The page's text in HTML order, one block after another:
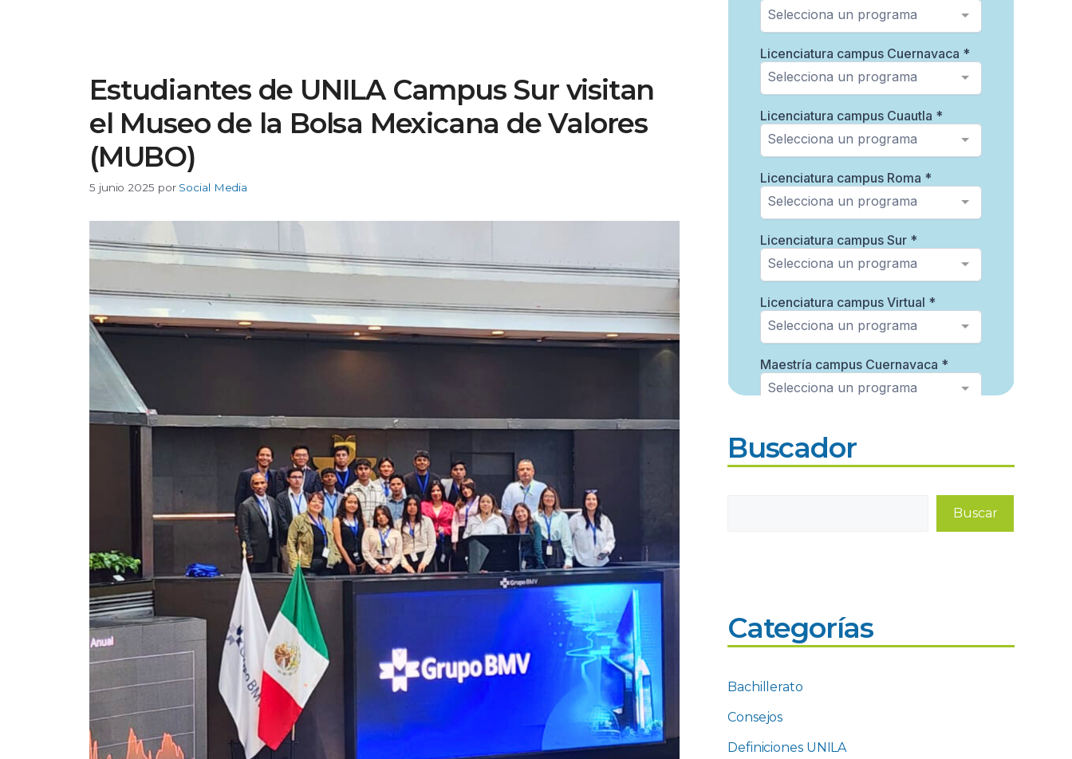
Estudiantes de UNILA Campus Sur visitan
el Museo de la Bolsa Mexicana de Valores
(MUBO)
5 junio 2025 por Social Media
Buscador
Buscar
Categorías
Bachillerato
Consejos
Definiciones UNILA